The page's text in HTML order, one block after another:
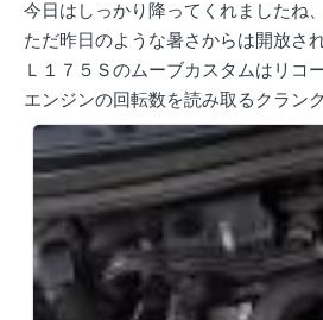
今日はしっかり降ってくれましたね、
ただ昨日のような暑さからは開放さ
Ｌ１７５Ｓのムーブカスタムはリコ
エンジンの回転数を読み取るクラン